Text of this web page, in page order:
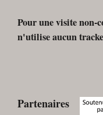
Pour une visite non-
n'utilise aucun
Partenaires